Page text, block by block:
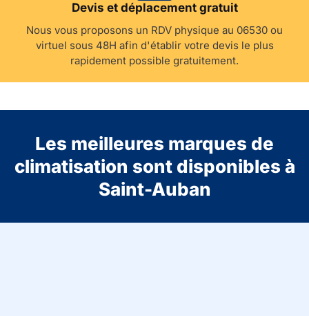
Devis et déplacement gratuit
Nous vous proposons un RDV physique au 06530 ou
virtuel sous 48H afin d'établir votre devis le plus
rapidement possible gratuitement.
Les meilleures marques de
climatisation sont disponibles à
Saint-Auban